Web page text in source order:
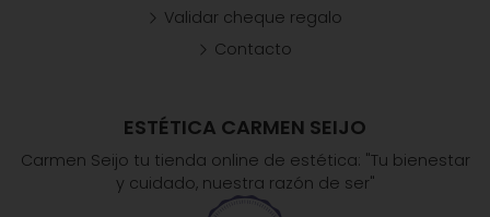
ESTÉTICA CARMEN SEIJO
Carmen Seijo tu tienda online de estética: "Tu bienestar
y cuidado, nuestra razón de ser"
Validar cheque regalo
Contacto